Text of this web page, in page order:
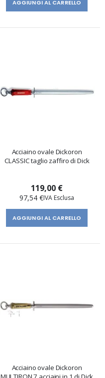
AGGIUNGI AL CARRELLO
Acciaino ovale Dickoron
CLASSIC taglio zaffiro di Dick
119,00 €
97,54 €
AGGIUNGI AL CARRELLO
Acciaino ovale Dickoron